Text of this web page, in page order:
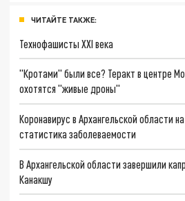
ЧИТАЙТЕ ТАКЖЕ:
Технофашисты XXI века
"Кротами" были все? Теракт в центре
охотятся "живые дроны"
Коронавирус в Архангельской области
статистика заболеваемости
В Архангельской области завершили
Канакшу